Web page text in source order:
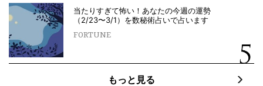
当たりすぎて怖い！あなたの今週の運勢
（2/23〜3/1）を数秘術占いで占います
FORTUNE
もっと見る